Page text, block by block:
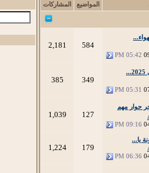
المواضيع المشاركات
05:42 PM
584
2,181
05:31 PM
349
385
حوار مهم
09:16 PM
127
1,039
يا...
06:36 PM
179
1,224